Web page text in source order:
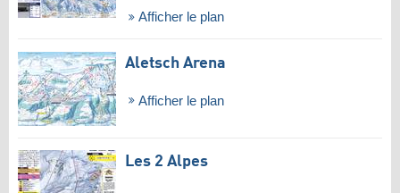
Afficher le plan
Aletsch Arena
Afficher le plan
Les 2 Alpes